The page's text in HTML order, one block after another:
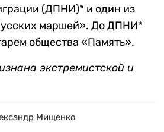
(ДПНИ)* и один из
маршей». До ДПНИ*
общества «Память».
экстремистской и
Мищенко